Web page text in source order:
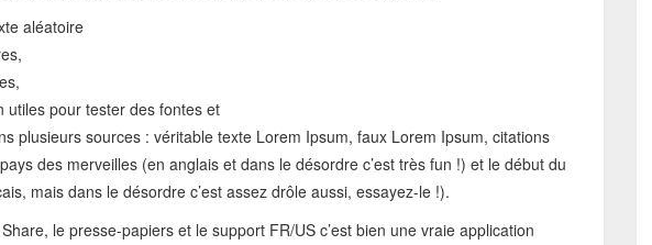
aléatoire
utiles pour tester des fontes et
plusieurs sources : véritable texte Lorem Ipsum, faux Lorem Ipsum, citations
des merveilles (en anglais et dans le désordre c’est très fun !) et le début du
mais dans le désordre c’est assez drôle aussi, essayez-le !).
le presse-papiers et le support FR/US c’est bien une vraie application